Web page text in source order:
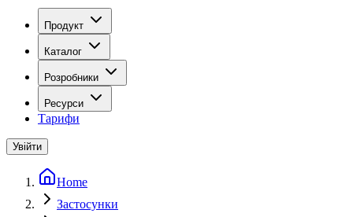
Продукт
Каталог
Розробники
Ресурси
Тарифи
Увійти
Home
Застосунки